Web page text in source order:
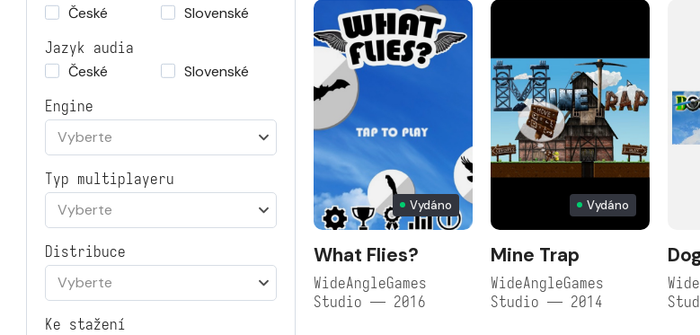
České
Slovenské
Jazyk audia
České
Slovenské
Engine
Vyberte
Typ multiplayeru
Vyberte
Distribuce
Vyberte
Ke stažení
Vydáno
What Flies?
WideAngleGames
Studio — 2016
Vydáno
Mine Trap
WideAngleGames
Studio — 2014